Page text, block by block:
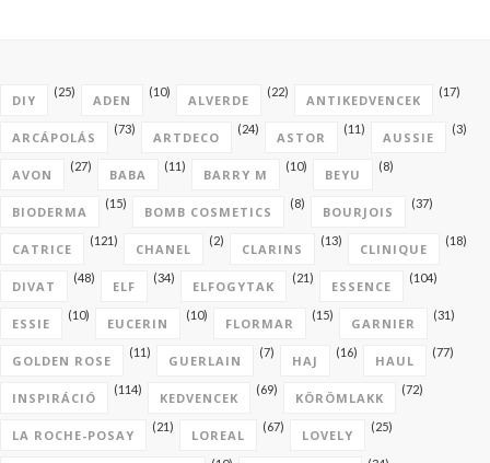
DIY
(25)
ADEN
(10)
ALVERDE
(22)
ANTIKEDVENCEK
(17)
ARCÁPOLÁS
(73)
ARTDECO
(24)
ASTOR
(11)
AUSSIE
(3)
AVON
(27)
BABA
(11)
BARRY M
(10)
BEYU
(8)
BIODERMA
(15)
BOMB COSMETICS
(8)
BOURJOIS
(37)
CATRICE
(121)
CHANEL
(2)
CLARINS
(13)
CLINIQUE
(18)
DIVAT
(48)
ELF
(34)
ELFOGYTAK
(21)
ESSENCE
(104)
ESSIE
(10)
EUCERIN
(10)
FLORMAR
(15)
GARNIER
(31)
GOLDEN ROSE
(11)
GUERLAIN
(7)
HAJ
(16)
HAUL
(77)
INSPIRÁCIÓ
(114)
KEDVENCEK
(69)
KÖRÖMLAKK
(72)
LA ROCHE-POSAY
(21)
LOREAL
(67)
LOVELY
(25)